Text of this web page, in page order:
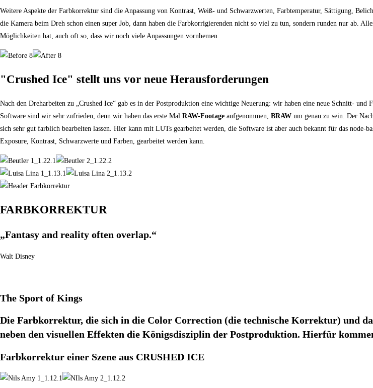
Weitere Aspekte der Farbkorrektur sind die Anpassung von Kontrast, Weiß- und Schwarzwerten, Farbtemperatur, Sättigung,
die Kamera beim Dreh schon einen super Job, dann haben die Farbkorrigierenden nicht so viel zu tun, sondern runden nur ab.
Möglichkeiten hat, auch oft so, dass wir noch viele Anpassungen vornhemen.
"Crushed Ice" stellt uns vor neue Herausforderungen
Nach den Dreharbeiten zu „Crushed Ice“ gab es in der Postproduktion eine wichtige Neuerung: wir haben eine neue Schnitt-
Software sind wir sehr zufrieden, denn wir haben das erste Mal RAW-Footage aufgenommen, BRAW um genau zu sein. Der
sich sehr gut farblich bearbeiten lassen. Hier kann mit LUTs gearbeitet werden, die Software ist aber auch bekannt für das node-
Exposure, Kontrast, Schwarzwerte und Farben, gearbeitet werden kann.
FARBKORREKTUR
„Fantasy and reality often overlap.“
Walt Disney
The Sport of Kings
Die Farbkorrektur, die sich in die Color Correction (die technische Korrektur) und
neben den visuellen Effekten die Königsdisziplin der Postproduktion. Hierfür
Farbkorrektur einer Szene aus CRUSHED ICE